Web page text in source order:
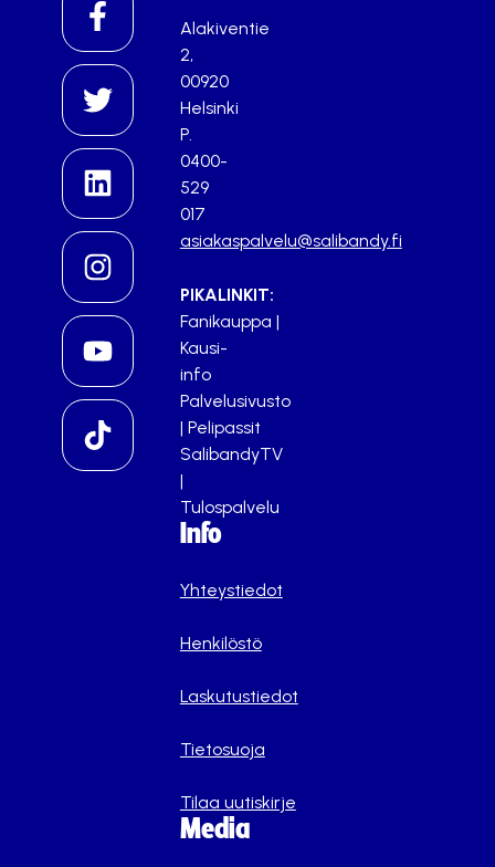
Alakiventie
2,
00920
Helsinki
P.
0400-
529
017
asiakaspalvelu@salibandy.fi
PIKALINKIT:
Fanikauppa |
Kausi-
info
Palvelusivusto
| Pelipassit
SalibandyTV
|
Tulospalvelu
Info
Yhteystiedot
Henkilöstö
Laskutustiedot
Tietosuoja
Tilaa uutiskirje
Media